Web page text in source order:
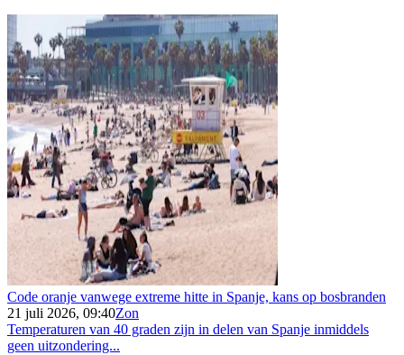
Code oranje vanwege extreme hitte in Spanje, kans op bosbranden
21 juli 2026, 09:40Zon
Temperaturen van 40 graden zijn in delen van Spanje inmiddels
geen uitzondering...